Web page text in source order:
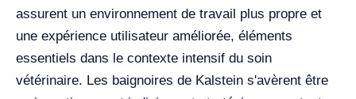
assurent un environnement de travail plus propre et
une expérience utilisateur améliorée, éléments
essentiels dans le contexte intensif du soin
vétérinaire. Les baignoires de Kalstein s'avèrent être